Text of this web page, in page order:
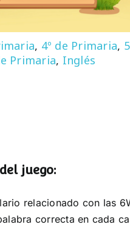
, 4º de Primaria,
Primaria, Inglés
juego:
relacionado con las
correcta en cada